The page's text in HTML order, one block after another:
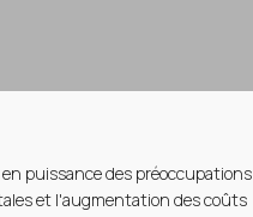
en puissance des préoccupations
et l'augmentation des coûts